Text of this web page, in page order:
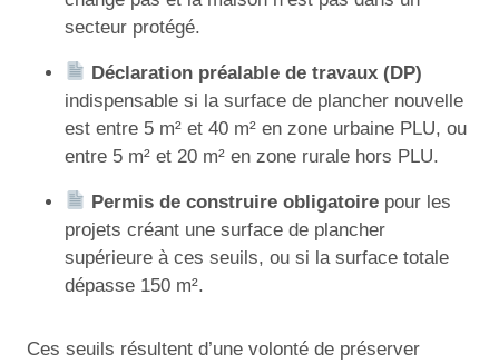
secteur protégé.
Déclaration préalable de travaux (DP)
indispensable si la surface de plancher nouvelle
est entre 5 m² et 40 m² en zone urbaine PLU, ou
entre 5 m² et 20 m² en zone rurale hors PLU.
Permis de construire obligatoire pour les
projets créant une surface de plancher
supérieure à ces seuils, ou si la surface totale
dépasse 150 m².
Ces seuils résultent d’une volonté de préserver